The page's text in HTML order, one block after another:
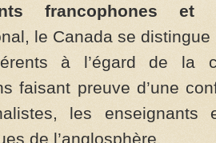
francophones et
le Canada se
à l’égard de la
faisant preuve d’une
les
de l’anglosphère.